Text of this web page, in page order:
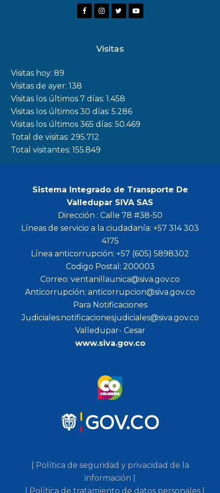
F
o
k
I
a
m
r
Y
Visitas
Visitas hoy:89
Visitas de ayer:138
Visitas los últimos 7 días:1.458
Visitas los últimos 30 días:5.286
Visitas los últimos 365 días:50.469
Total de visitas:295.712
Total visitantes:155.849
Sistema Integrado de Transporte De
Valledupar SIVA SAS
Dirección : Calle 78 #38-50
Líneas de servicio a la ciudadanía: +57 314 303
4175
Línea anticorrupción: +57 (605) 5898302
Codigo Postal: 200003
Correo: ventanillaunica@siva.gov.co
Anticorrupción: anticorrupcion@siva.gov.co
Para Notificaciones
Judiciales:notificacionesjudiciales@siva.gov.co
Valledupar- Cesar
www.siva.gov.co
| Política de seguridad y privacidad de la
información |
| Política de tratamiento de datos personales |